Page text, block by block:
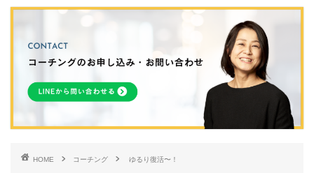
HOME コーチング ゆるり復活〜！